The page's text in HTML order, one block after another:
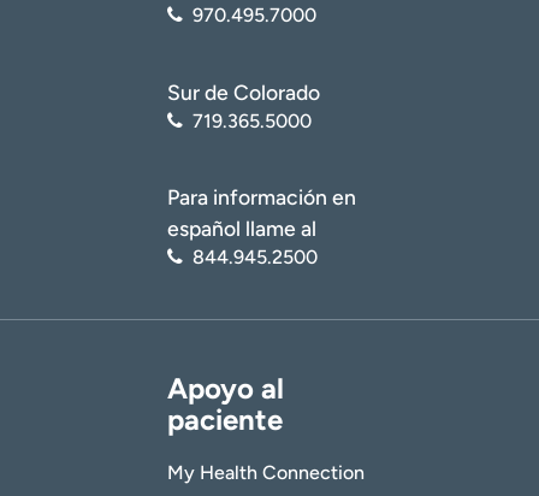
970.495.7000
Sur de Colorado
719.365.5000
Para información en
español llame al
844.945.2500
Apoyo al
paciente
My Health Connection